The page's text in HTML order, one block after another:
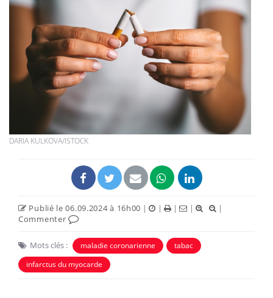
DARIA KULKOVA/ISTOCK
Publié le 06.09.2024 à 16h00 | | | |
|
Commenter
Mots clés : maladie coronarienne
tabac
infarctus du myocarde